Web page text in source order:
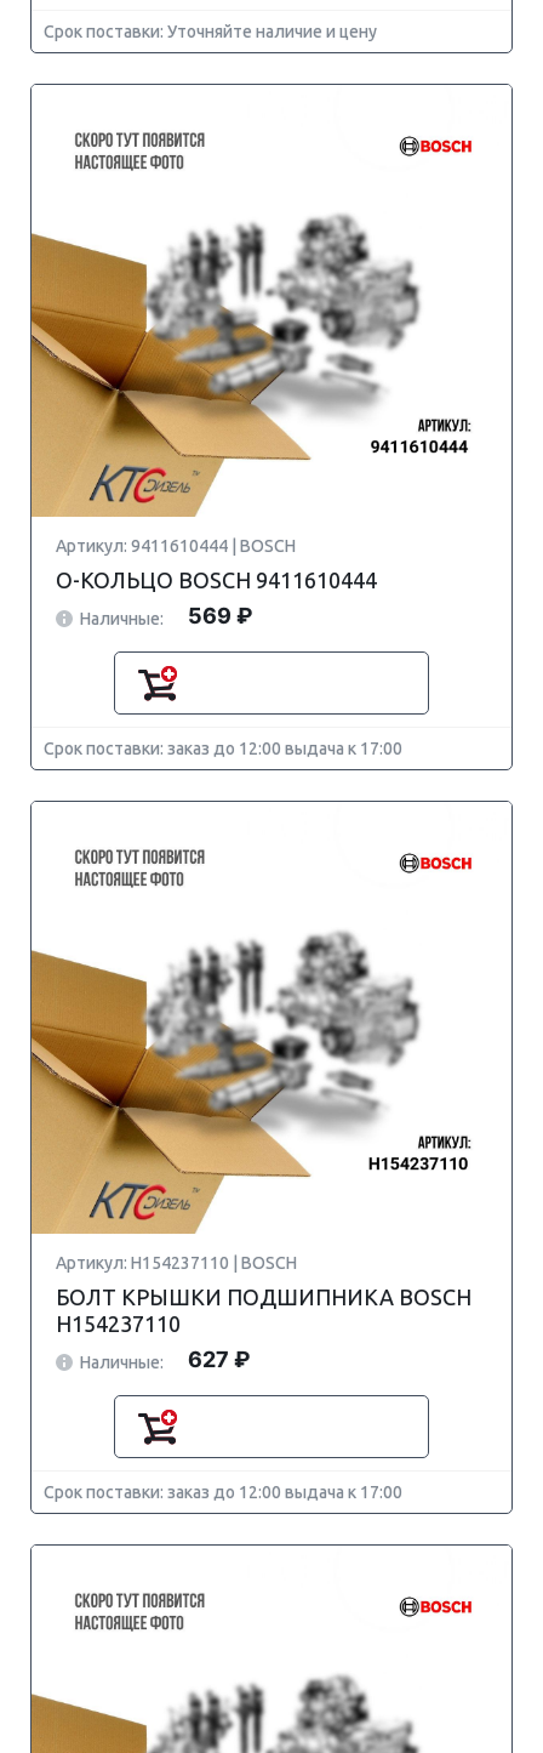
Срок поставки: Уточняйте наличие и цену
Артикул: 9411610444 | BOSCH
О-КОЛЬЦО BOSCH 9411610444
Наличные: 569 ₽
Срок поставки: заказ до 12:00 выдача к 17:00
Артикул: H154237110 | BOSCH
БОЛТ КРЫШКИ ПОДШИПНИКА BOSCH
H154237110
Наличные: 627 ₽
Срок поставки: заказ до 12:00 выдача к 17:00